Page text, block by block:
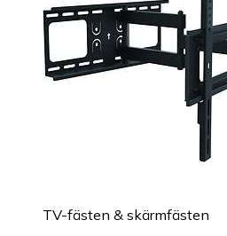
TV-fästen & skärmfästen